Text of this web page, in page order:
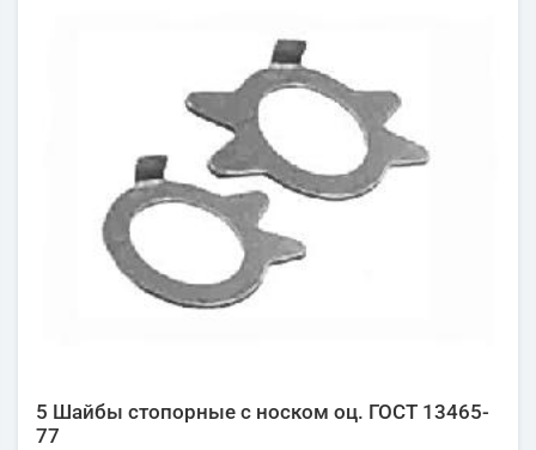
5 Шайбы стопорные с носком оц. ГОСТ 13465-
77